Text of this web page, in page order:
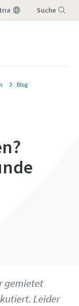
Suche
Blog
gemietet
Leider